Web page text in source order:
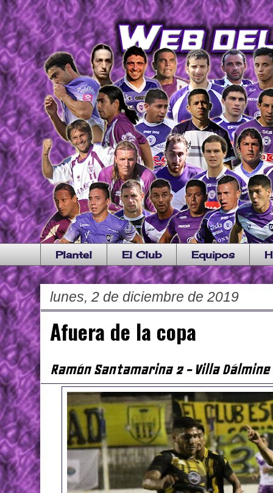
Plantel El Club Equipos
lunes, 2 de diciembre de 2019
Afuera de la copa
Ramón Santamarina 2 - Villa Dálmine